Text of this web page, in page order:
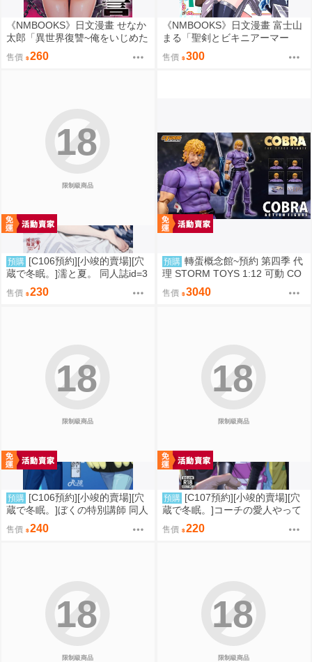
《NMBOOKS》日文漫畫 せなか
太郎「異世界復讐~俺をいじめた
奴らを最強スキルで支配する~
(1)」
售價 260
《NMBOOKS》日文漫畫 富士山
まる「聖剣とビキニアーマー
售價 300
限制級商品
18
預購 [C106預約][小竣的賣場][穴
蔵で冬眠。]濡と夏。 同人誌id=3
181919
售價 230
預購 轉蛋概念館~預約 第四季 代
理 STORM TOYS 1:12 可動 CO
BRA 眼鏡蛇 超商付款免訂金
售價 3040
限制級商品
18
預購 [C106預約][小竣的賣場][穴
蔵で冬眠。]ぼくの特別講師 同人
誌id=3056952
售價 240
限制級商品
18
預購 [C107預約][小竣的賣場][穴
蔵で冬眠。]コーチの愛人やって
るって本当ですか 同人誌id=342
5212
售價 220
限制級商品
18
限制級商品
18